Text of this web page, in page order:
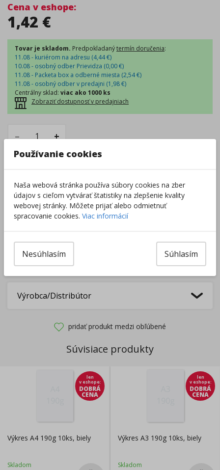
Cena v eshope:
1,42 €
Tovar je skladom. Predpokladanýtermín doručenia:
11.08 - kuriérom na adresu (4,44€)
10.08 - osobný odber Prievidza (0,00€)
11.08 - Packeta box a odberné miesta (2,54€)
11.08 - osobný odber v predajni (1,98€)
Centrálny sklad: viac ako 1000 ks
Zobraziť dostupnosť v predajniach
– +
Pri nákupe zaďalších 49.00€
získatedopravu zadarmo.
Rozdávame
na podporu vzdelávania.
Výrobca/Distribútor
pridať produkt medzi obľúbené
Súvisiace produkty
len
v eshope:
DOBRÁ
CENA
Výkres A4 190g 10ks, biely
Skladom
len
v eshope:
DOBRÁ
CENA
Výkres A3 190g 10ks, biely
Skladom
Používanie cookies
Naša webová stránka používa súbory cookies na zber
údajov s cieľom vytvárať štatistiky na zlepšenie kvality
webovej stránky. Môžete prijať alebo odmietnuť
spracovanie cookies. Viac informácií
Súhlasím
Nesúhlasím